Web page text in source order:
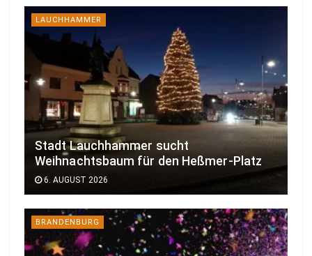
LAUCHHAMMER
Stadt Lauchhammer sucht
Weihnachtsbaum für den Heßmer-Platz
6. AUGUST 2026
BRANDENBURG